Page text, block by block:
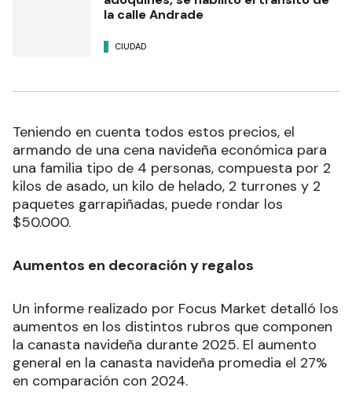
la calle Andrade
CIUDAD
Teniendo en cuenta todos estos precios, el
armando de una cena navideña económica para
una familia tipo de 4 personas, compuesta por 2
kilos de asado, un kilo de helado, 2 turrones y 2
paquetes garrapiñadas, puede rondar los
$50.000.
Aumentos en decoración y regalos
Un informe realizado por Focus Market detalló los
aumentos en los distintos rubros que componen
la canasta navideña durante 2025. El aumento
general en la canasta navideña promedia el 27%
en comparación con 2024.